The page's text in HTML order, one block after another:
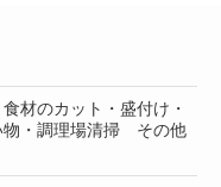
材のカット・盛付け・
物・調理場清掃 その他